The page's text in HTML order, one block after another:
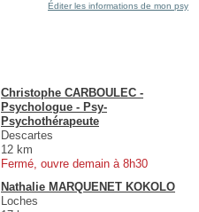
Éditer les informations de mon psy
Christophe CARBOULEC -
Psychologue - Psy-
Psychothérapeute
Descartes
12 km
Fermé, ouvre demain à 8h30
Nathalie MARQUENET KOKOLO
Loches